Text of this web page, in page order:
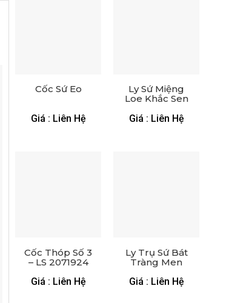
Cốc Sứ Eo
Giá : Liên Hệ
Ly Sứ Miệng
Loe Khắc Sen
– LS 5572724
Giá : Liên Hệ
Cốc Thóp Số 3
– LS 2071924
Giá : Liên Hệ
Ly Trụ Sứ Bát
Tràng Men
2472224
Giá : Liên Hệ